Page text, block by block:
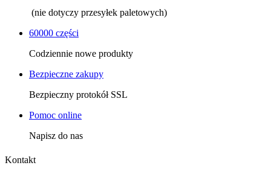
(nie dotyczy przesyłek paletowych)
60000 części
Codziennie nowe produkty
Bezpieczne zakupy
Bezpieczny protokół SSL
Pomoc online
Napisz do nas
Kontakt